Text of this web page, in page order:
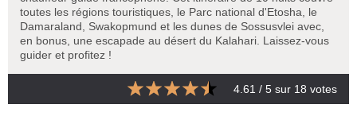
toutes les régions touristiques, le Parc national d'Etosha, le
Damaraland, Swakopmund et les dunes de Sossusvlei avec,
en bonus, une escapade au désert du Kalahari. Laissez-vous
guider et profitez !
4.61 / 5 sur 18 votes